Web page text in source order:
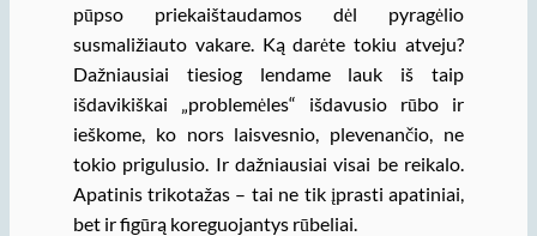
pūpso priekaištaudamos dėl pyragėlio
susmaližiauto vakare. Ką darėte tokiu atveju?
Dažniausiai tiesiog lendame lauk iš taip
išdavikiškai „problemėles“ išdavusio rūbo ir
ieškome, ko nors laisvesnio, plevenančio, ne
tokio prigulusio. Ir dažniausiai visai be reikalo.
Apatinis trikotažas – tai ne tik įprasti apatiniai,
bet ir figūrą koreguojantys rūbeliai.